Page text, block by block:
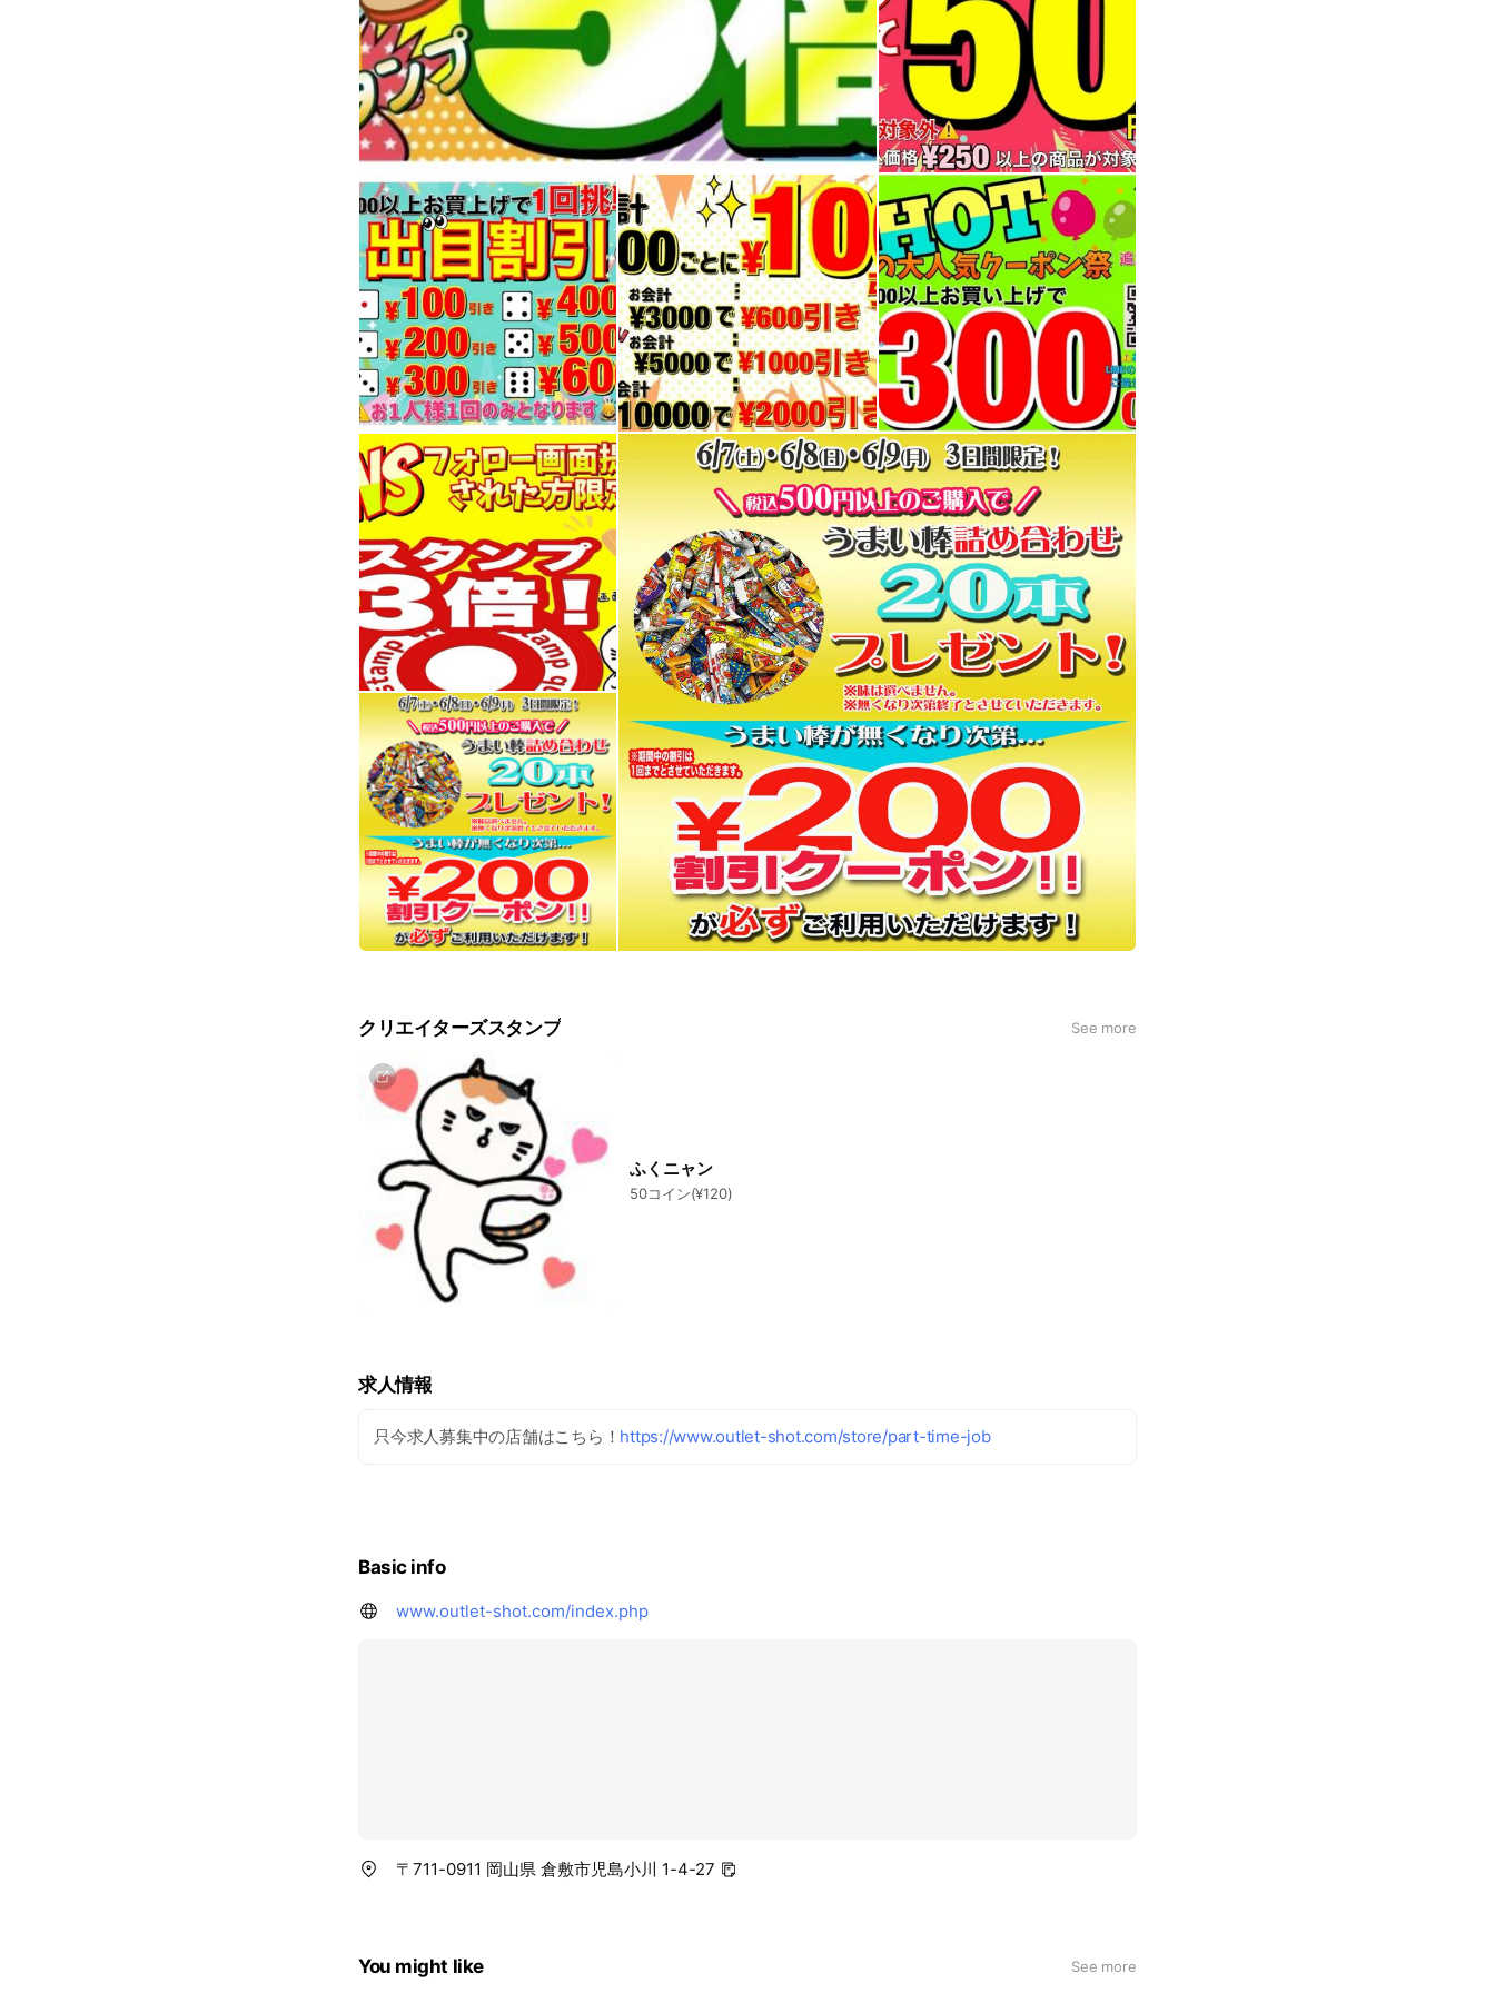
クリエイターズスタンプ See more
ふくニャン
50コイン(¥120)
求人情報
只今求人募集中の店舗はこちら！ https://www.outlet-shot.com/store/part-time-job
Basic info
www.outlet-shot.com/index.php
〒711-0911 岡山県 倉敷市児島小川 1-4-27
You might like See more